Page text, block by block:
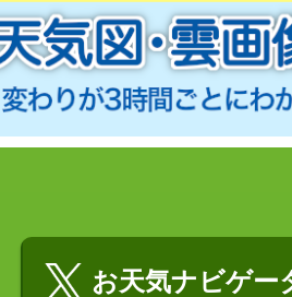
お天気ナビゲー